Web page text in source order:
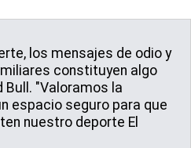
los mensajes de odio y
constituyen algo
Bull. "Valoramos la
espacio seguro para que
nuestro deporte El